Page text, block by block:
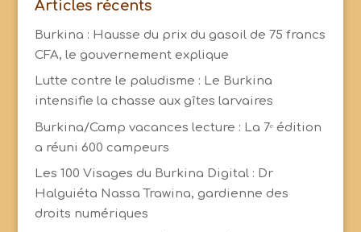
Articles récents
Burkina : Hausse du prix du gasoil de 75 francs
CFA, le gouvernement explique
Lutte contre le paludisme : Le Burkina
intensifie la chasse aux gîtes larvaires ‎
Burkina/Camp vacances lecture : La 7ᵉ édition
a réuni 600 campeurs
Les 100 Visages du Burkina Digital : Dr
Halguiéta Nassa Trawina, gardienne des
droits numériques